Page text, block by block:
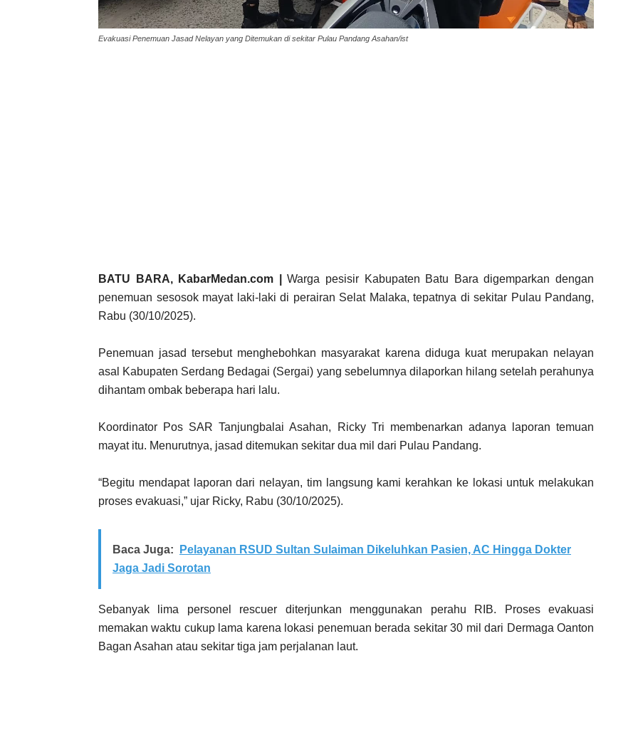
Evakuasi Penemuan Jasad Nelayan yang Ditemukan di sekitar Pulau Pandang Asahan/ist
BATU BARA, KabarMedan.com |Warga pesisir Kabupaten Batu Bara digemparkan dengan
penemuan sesosok mayat laki-laki di perairan Selat Malaka, tepatnya di sekitar Pulau Pandang,
Rabu (30/10/2025).
Penemuan jasad tersebut menghebohkan masyarakat karena diduga kuat merupakan nelayan
asal Kabupaten Serdang Bedagai (Sergai) yang sebelumnya dilaporkan hilang setelah perahunya
dihantam ombak beberapa hari lalu.
Koordinator Pos SAR Tanjungbalai Asahan, Ricky Tri membenarkan adanya laporan temuan
mayat itu. Menurutnya, jasad ditemukan sekitar dua mil dari Pulau Pandang.
“Begitu mendapat laporan dari nelayan, tim langsung kami kerahkan ke lokasi untuk melakukan
proses evakuasi,” ujar Ricky, Rabu (30/10/2025).
Baca Juga:
Pelayanan RSUD Sultan Sulaiman Dikeluhkan Pasien, AC Hingga Dokter
Jaga Jadi Sorotan
Sebanyak lima personel rescuer diterjunkan menggunakan perahu RIB. Proses evakuasi
memakan waktu cukup lama karena lokasi penemuan berada sekitar 30 mil dari Dermaga Oanton
Bagan Asahan atau sekitar tiga jam perjalanan laut.